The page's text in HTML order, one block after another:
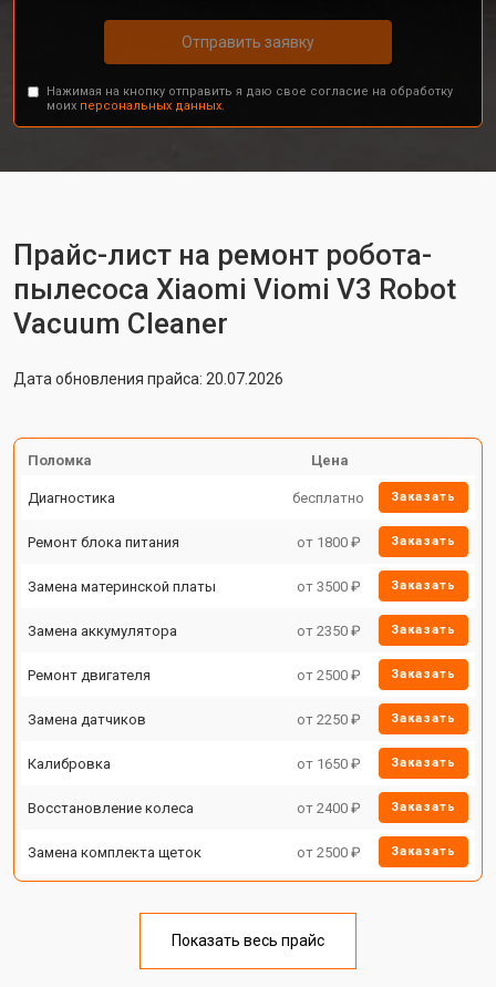
Отправить заявку
Нажимая на кнопку отправить я даю свое согласие на обработку
моих персональных данных.
Прайс-лист на ремонт робота-
пылесоса Xiaomi Viomi V3 Robot
Vacuum Cleaner
Дата обновления прайса: 20.07.2026
Поломка Цена
Диагностика бесплатно Заказать
Ремонт блока питания от 1800 ₽ Заказать
Замена материнской платы от 3500 ₽ Заказать
Замена аккумулятора от 2350 ₽ Заказать
Ремонт двигателя от 2500 ₽ Заказать
Замена датчиков от 2250 ₽ Заказать
Калибровка от 1650 ₽ Заказать
Восстановление колеса от 2400 ₽ Заказать
Замена комплекта щеток от 2500 ₽ Заказать
Показать весь прайс